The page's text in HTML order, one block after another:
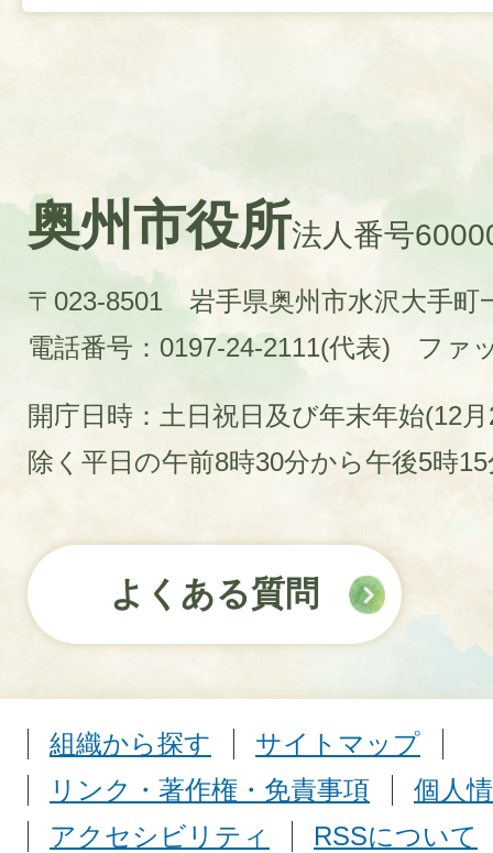
奥州市役所法人番号
〒023-8501 岩手県奥州市水沢大手町
電話番号：0197-24-2111(代表)
ファ
開庁日時：土日祝日及び年末年始(12
除く平日の午前8時30分から午後5時
よくある質問
組織から探す
サイトマップ
リンク・著作権・免責事項
個人
アクセシビリティ
RSSについて